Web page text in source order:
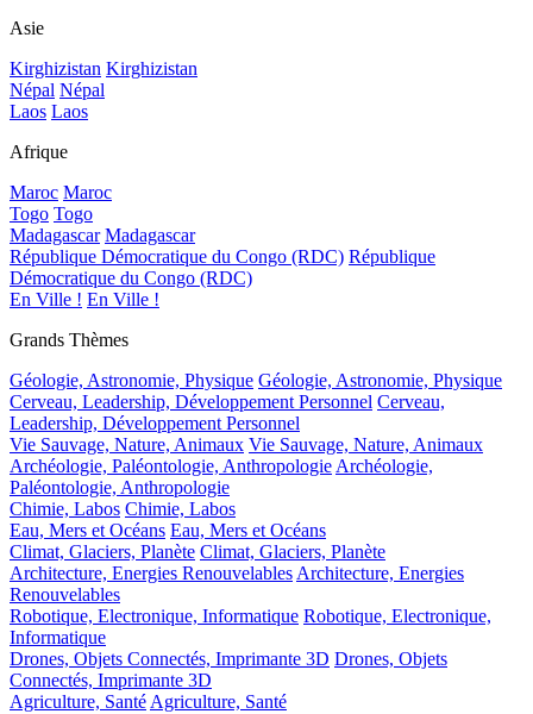
Asie
Kirghizistan Kirghizistan
Népal Népal
Laos Laos
Afrique
Maroc Maroc
Togo Togo
Madagascar Madagascar
République Démocratique du Congo (RDC) République
Démocratique du Congo (RDC)
En Ville ! En Ville !
Grands Thèmes
Géologie, Astronomie, Physique Géologie, Astronomie, Physique
Cerveau, Leadership, Développement Personnel Cerveau,
Leadership, Développement Personnel
Vie Sauvage, Nature, Animaux Vie Sauvage, Nature, Animaux
Archéologie, Paléontologie, AnthropologieArchéologie,
Paléontologie, Anthropologie
Chimie, Labos Chimie, Labos
Eau, Mers et Océans Eau, Mers et Océans
Climat, Glaciers, Planète Climat, Glaciers, Planète
Architecture, Energies RenouvelablesArchitecture, Energies
Renouvelables
Robotique, Electronique, Informatique Robotique, Electronique,
Informatique
Drones, Objets Connectés, Imprimante 3D Drones, Objets
Connectés, Imprimante 3D
Agriculture, SantéAgriculture, Santé